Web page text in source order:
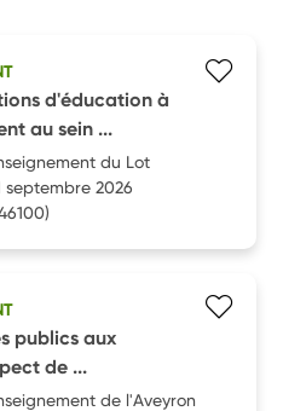
d'éducation à
au sein ...
du Lot
septembre 2026
publics aux
de ...
de l'Aveyron